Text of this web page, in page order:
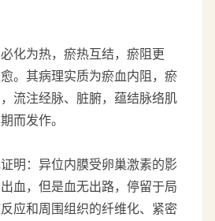
化为热，瘀热互结，瘀阻更
。其病理实质为瘀血内阻，瘀
流注经脉、脏腑，蕴结脉络肌
而发作。
明：异位内膜受卵巢激素的影
血，但是血无出路，停留于局
应和周围组织的纤维化、紧密